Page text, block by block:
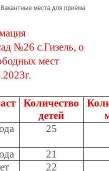
Вакантные места для приема
№26 с.Гизель, о
мест
Количество
детей
25
21
22